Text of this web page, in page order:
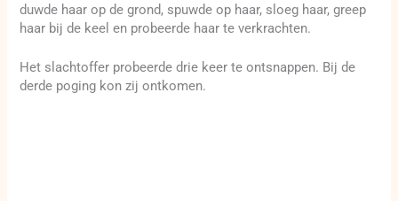
duwde haar op de grond, spuwde op haar, sloeg haar, greep
haar bij de keel en probeerde haar te verkrachten.
Het slachtoffer probeerde drie keer te ontsnappen. Bij de
derde poging kon zij ontkomen.